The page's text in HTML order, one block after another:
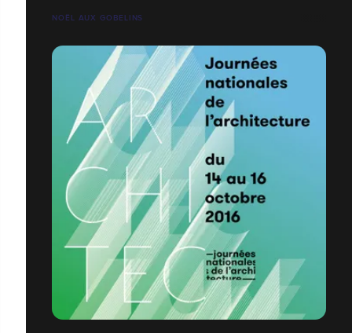
NOËL AUX GOBELINS